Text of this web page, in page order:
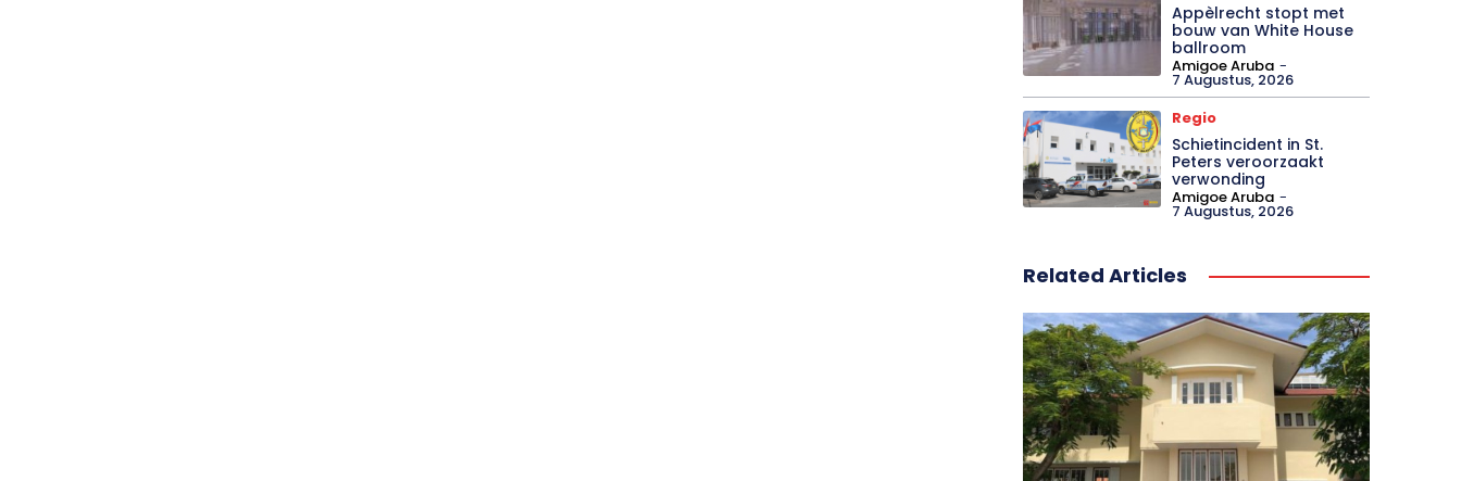
Appèlrecht stopt met
bouw van White House
ballroom
Amigoe Aruba -
7 Augustus, 2026
Regio
Schietincident in St.
Peters veroorzaakt
verwonding
Amigoe Aruba -
7 Augustus, 2026
Related Articles